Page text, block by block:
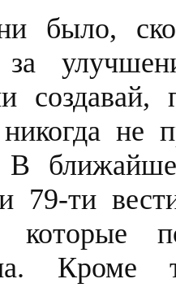
было,
не
79-ти
которые
Кроме